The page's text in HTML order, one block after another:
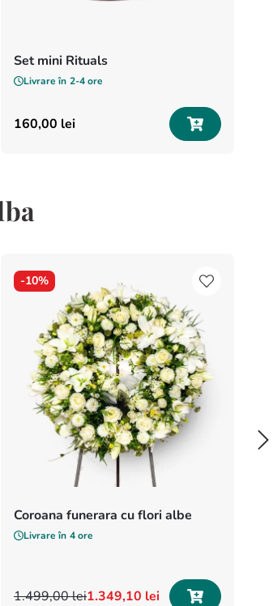
Set mini Rituals
Livrare în 2-4 ore
160,00 lei
-10%
Coroana funerara cu flori albe
Livrare în 4 ore
1.499,00lei1.349,10 lei